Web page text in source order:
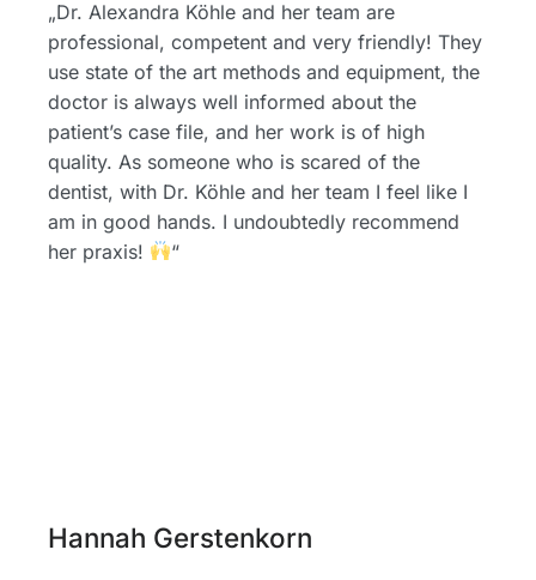
„Dr. Alexandra Köhle and her team are
professional, competent and very friendly! They
use state of the art methods and equipment, the
doctor is always well informed about the
patient’s case file, and her work is of high
quality. As someone who is scared of the
dentist, with Dr. Köhle and her team I feel like I
am in good hands. I undoubtedly recommend
her praxis!
“
Hannah Gerstenkorn